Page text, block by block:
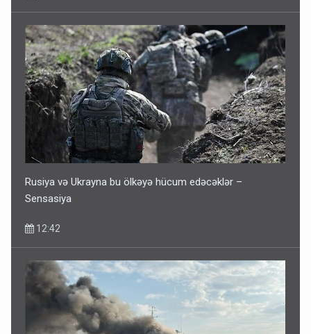
Rusiya və Ukrayna bu ölkəyə hücum edəcəklər –
Sensasiya
12:42